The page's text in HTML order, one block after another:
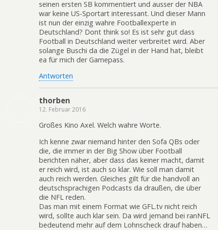
seinen ersten SB kommentiert und ausser der NBA
war keine US-Sportart interessant. Und dieser Mann
ist nun der einzig wahre Footballexperte in
Deutschland? Dont think so! Es ist sehr gut dass
Football in Deutschland weiter verbreitet wird. Aber
solange Buschi da die Zügel in der Hand hat, bleibt
ea für mich der Gamepass.
Antworten
thorben
12. Februar 2016
Großes Kino Axel. Welch wahre Worte.
Ich kenne zwar niemand hinter den Sofa QBs oder
die, die immer in der Big Show über Football
berichten näher, aber dass das keiner macht, damit
er reich wird, ist auch so klar. Wie soll man damit
auch reich werden. Gleiches gilt für die handvoll an
deutschsprachigen Podcasts da draußen, die über
die NFL reden.
Das man mit einem Format wie GFL.tv nicht reich
wird, sollte auch klar sein. Da wird jemand bei ranNFL
bedeutend mehr auf dem Lohnscheck drauf haben…